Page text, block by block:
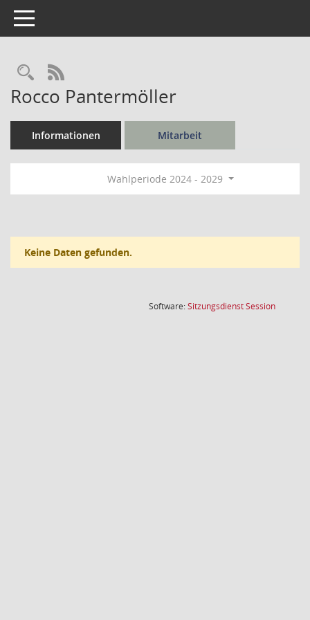
Toggle navigation
Rechercheauswahl
RSS-Feed
Rocco Pantermöller
Informationen Mitarbeit
Wahlperiode 2024 - 2029
Keine Daten gefunden.
Software:SitzungsdienstSession(Wird in